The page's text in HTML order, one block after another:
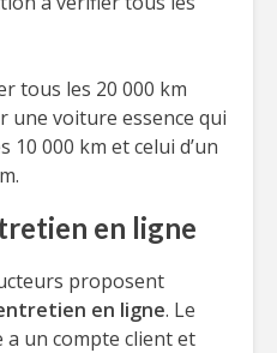
tous les 20 000 km
une voiture essence qui
000 km et celui d’un
en ligne
proposent
en ligne. Le
un compte client et